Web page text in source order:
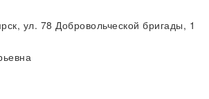
ул. 78 Добровольческой бригады, 1